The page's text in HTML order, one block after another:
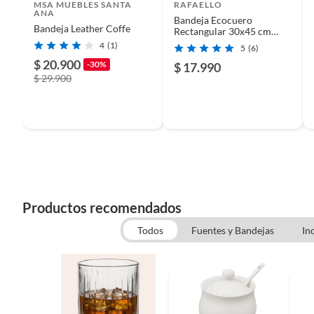
Color
Alto
remanufacturados o con alguna deficiencia, que sean
Alimentos, bebidas, medicamentos, suplementos alimenticios,
Pinturas de un color a solicitud.
Plantas.
MSA MUEBLES SANTA
ANA
Bandeja Leather Coffe
4 (1)
$ 20.900 -30%
$ 29.900
RAFAELLO
Bandeja Ecocuero
Rectangular 30x45 cm
Canela
5 (6)
$ 17.990
Productos recomendados
Todos Fuentes y Bandejas